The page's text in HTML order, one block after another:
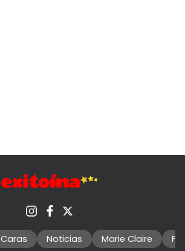
Caras Noticias Marie Claire